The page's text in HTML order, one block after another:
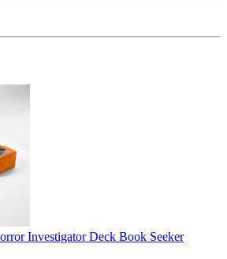
Investigator Deck Book Seeker